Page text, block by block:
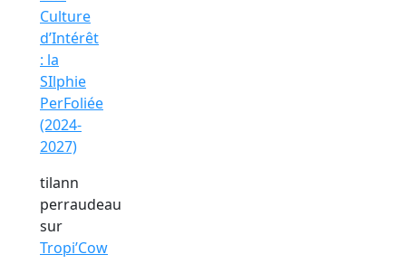
Culture
d’Intérêt
: la
SIlphie
PerFoliée
(2024-
2027)
tilann
perraudeau
sur
Tropi’Cow